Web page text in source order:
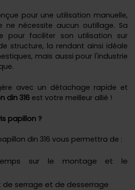
pour une utilisation manuelle,
ne nécessite aucun outillage. Sa
pour faciliter son utilisation sur
structure, la rendant ainsi idéale
mais aussi pour l'industrie
avec un détachage rapide et
din 316 est votre meilleur allié !
papillon ?
din 316 vous permettra de :
sur le montage et le
de serrage et de desserrage